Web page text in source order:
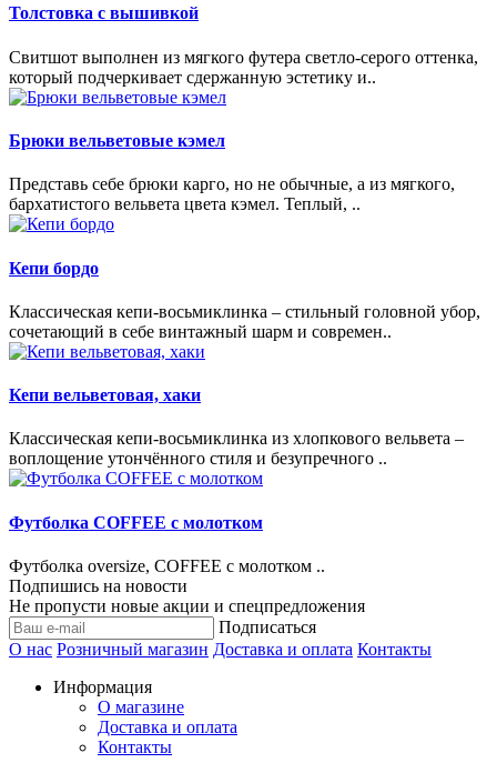
Толстовка с вышивкой
Свитшот выполнен из мягкого футера светло-серого оттенка,
который подчеркивает сдержанную эстетику и..
Брюки вельветовые кэмел
Представь себе брюки карго, но не обычные, а из мягкого,
бархатистого вельвета цвета кэмел. Теплый, ..
Кепи бордо
Классическая кепи-восьмиклинка – стильный головной убор,
сочетающий в себе винтажный шарм и современ..
Кепи вельветовая, хаки
Классическая кепи-восьмиклинка из хлопкового вельвета –
воплощение утончённого стиля и безупречного ..
Футболка COFFEE с молотком
Футболка oversize, COFFEE с молотком ..
Подпишись на новости
Не пропусти новые акции и спецпредложения
Подписаться
О нас Розничный магазин Доставка и оплата Контакты
Информация
О магазине
Доставка и оплата
Контакты